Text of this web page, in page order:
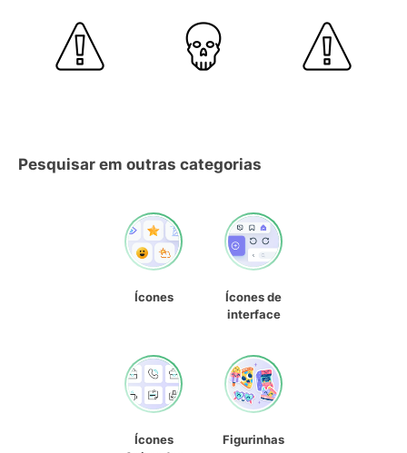
Pesquisar em outras categorias
Ícones
Ícones de
interface
Ícones
Figurinhas